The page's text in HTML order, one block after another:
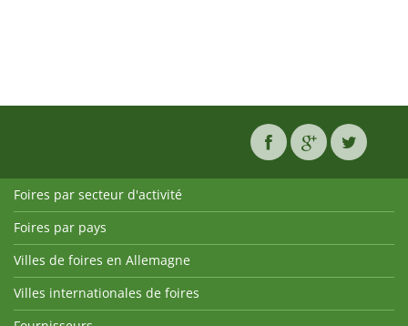
Foires par secteur d'activité
Foires par pays
Villes de foires en Allemagne
Villes internationales de foires